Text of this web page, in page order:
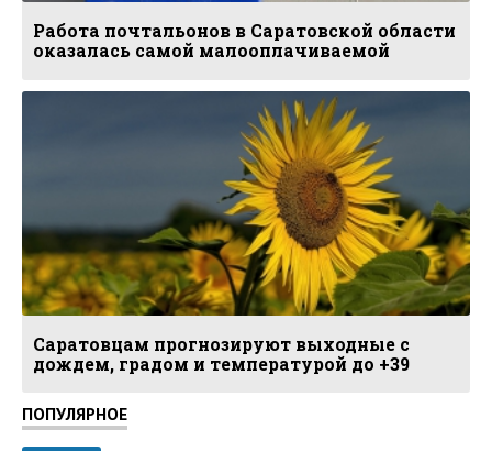
Работа почтальонов в Саратовской области
оказалась самой малооплачиваемой
Саратовцам прогнозируют выходные с
дождем, градом и температурой до +39
ПОПУЛЯРНОЕ